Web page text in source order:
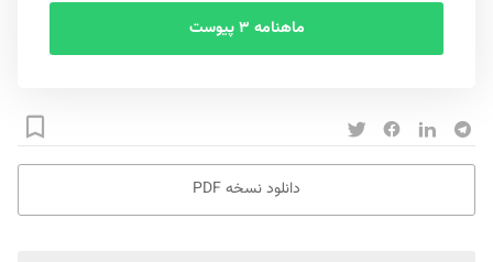
ماهنامه ۳ پیوست
دانلود نسخه PDF